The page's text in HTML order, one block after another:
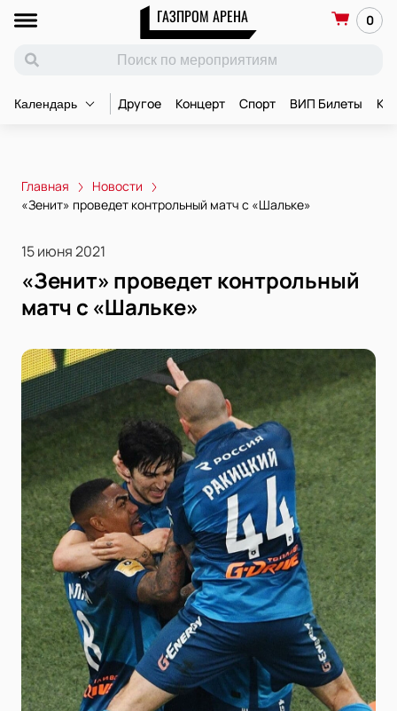
ГАЗПРОМ АРЕНА 0
Календарь Другое Концерт Спорт ВИП Билеты
Главная
Новости
«Зенит» проведет контрольный матч с «Шальке»
15 июня 2021
«Зенит» проведет контрольный
матч с «Шальке»